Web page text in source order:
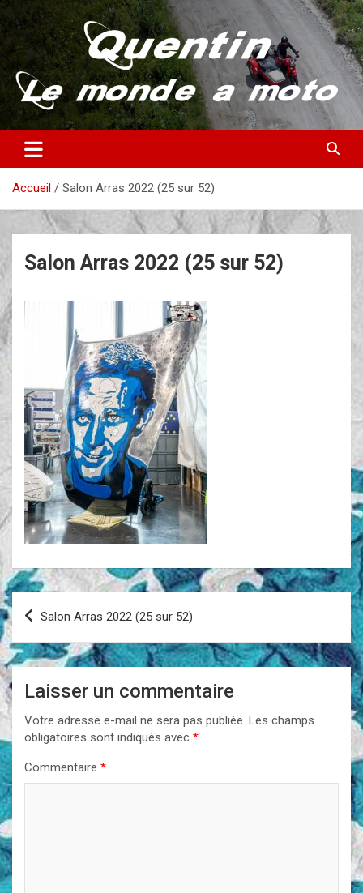
Aller
au
contenu
Quentin – Le monde à moto
Partez à la découverte du monde en vieille bécane
Accueil Salon Arras 2022 (25 sur 52)
Salon Arras 2022 (25 sur 52)
Navigation
de
l’article
Salon Arras 2022 (25 sur 52)
Laisser un commentaire
Votre adresse e-mail ne sera pas publiée. Les champs
obligatoires sont indiqués avec *
Commentaire *